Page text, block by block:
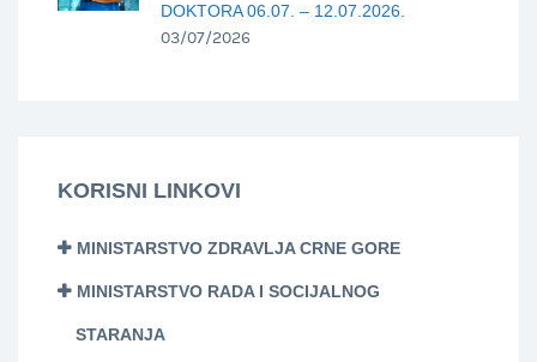
DOKTORA 06.07. – 12.07.2026.
03/07/2026
KORISNI LINKOVI
MINISTARSTVO ZDRAVLJA CRNE GORE
MINISTARSTVO RADA I SOCIJALNOG
STARANJA